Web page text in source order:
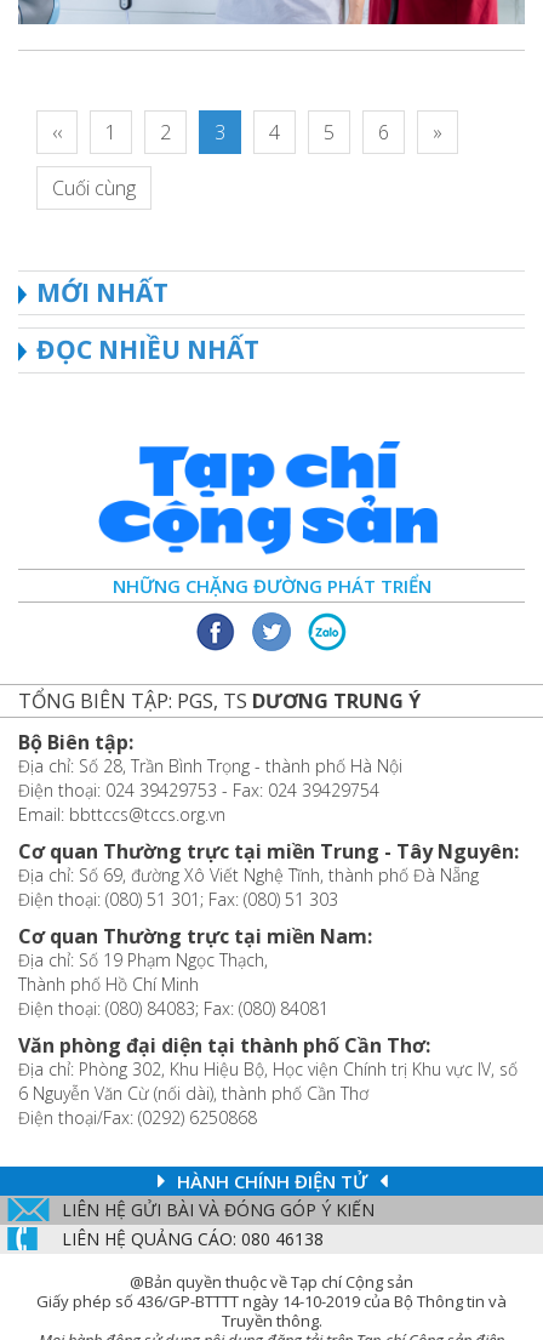
‹‹ 1 2 3 4 5 6 »
Cuối cùng
MỚI NHẤT
ĐỌC NHIỀU NHẤT
NHỮNG CHẶNG ĐƯỜNG PHÁT TRIỂN
TỔNG BIÊN TẬP: PGS, TS DƯƠNG TRUNG Ý
Bộ Biên tập:
Địa chỉ: Số 28, Trần Bình Trọng - thành phố Hà Nội
Điện thoại: 024 39429753 - Fax: 024 39429754
Email: bbttccs@tccs.org.vn
Cơ quan Thường trực tại miền Trung - Tây Nguyên:
Địa chỉ: Số 69, đường Xô Viết Nghệ Tĩnh, thành phố Đà Nẵng
Điện thoại: (080) 51 301; Fax: (080) 51 303
Cơ quan Thường trực tại miền Nam:
Địa chỉ: Số 19 Phạm Ngọc Thạch,
Thành phố Hồ Chí Minh
Điện thoại: (080) 84083; Fax: (080) 84081
Văn phòng đại diện tại thành phố Cần Thơ:
Địa chỉ: Phòng 302, Khu Hiệu Bộ, Học viện Chính trị Khu vực IV, số
6 Nguyễn Văn Cừ (nối dài), thành phố Cần Thơ
Điện thoại/Fax: (0292) 6250868
HÀNH CHÍNH ĐIỆN TỬ
LIÊN HỆ GỬI BÀI VÀ ĐÓNG GÓP Ý KIẾN
LIÊN HỆ QUẢNG CÁO: 080 46138
@Bản quyền thuộc về Tạp chí Cộng sản
Giấy phép số 436/GP-BTTTT ngày 14-10-2019 của Bộ Thông tin và
Truyền thông.